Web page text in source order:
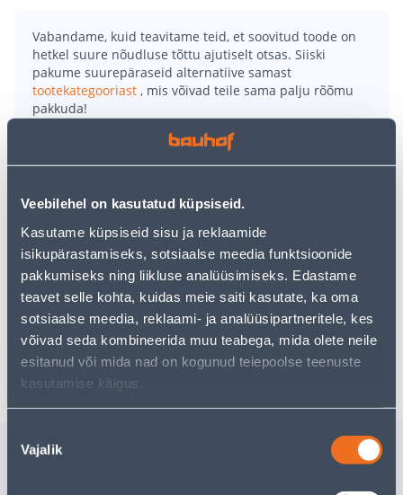
Veebilehel on kasutatud küpsiseid.
Kasutame küpsiseid sisu ja reklaamide
isikupärastamiseks, sotsiaalse meedia funktsioonide
pakkumiseks ning liikluse analüüsimiseks. Edastame
teavet selle kohta, kuidas meie saiti kasutate, ka oma
sotsiaalse meedia, reklaami- ja analüüsipartneritele, kes
võivad seda kombineerida muu teabega, mida olete neile
esitanud või mida nad on kogunud teiepoolse teenuste
kasutamise käigus.
valik
Vajalik
Vabandame, kuid teavitame teid, et soovitud toode on
hetkel suure nõudluse tõttu ajutiselt otsas. Siiski
pakume suurepäraseid alternatiive samast
tootekategooriast , mis võivad teile sama palju rõõmu
pakkuda!
uurimistööd saate jätkata, naastes
kasutades meie võimsat otsingufunktsiooni, et leida
• Savist ümbrispott.
• Laius on 43 cm.
• Sobib kasutamiseks nii sise- kui välistingimustes.
• 14-päevane tagastusõigus.
Tarne pole võimalik
Sarnased tooted